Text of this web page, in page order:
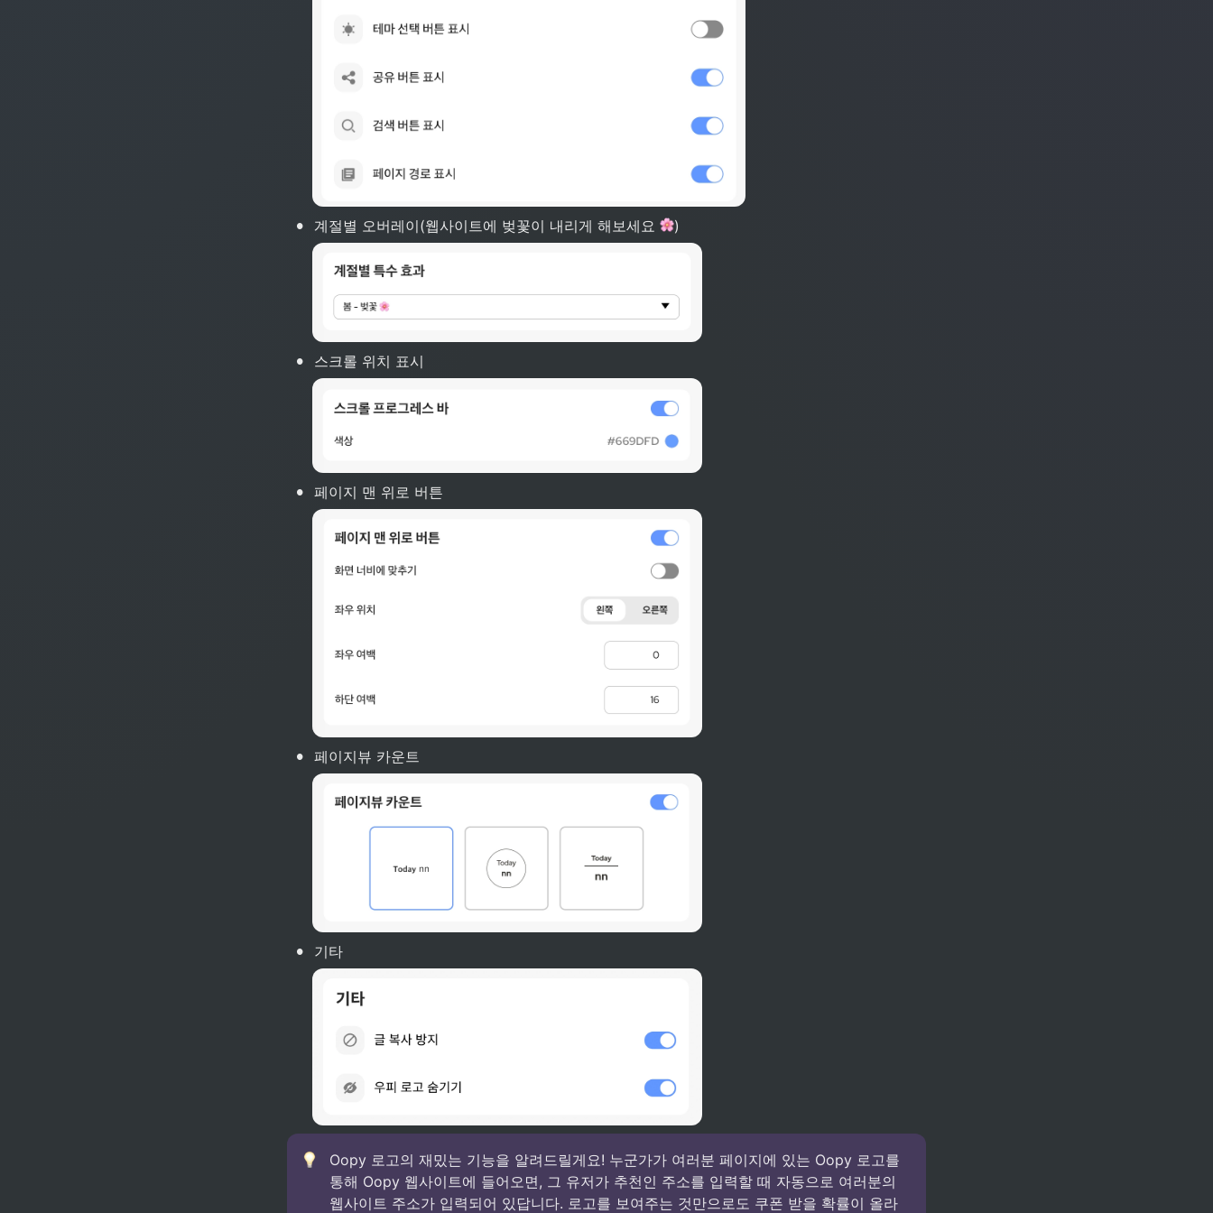
• 계절별 오버레이(웹사이트에 벚꽃이 내리게 해보세요 )
• 스크롤 위치 표시
• 페이지 맨 위로 버튼
• 페이지뷰 카운트
• 기타
Oopy 로고의 재밌는 기능을 알려드릴게요! 누군가가 여러분 페이지에 있는 Oopy 로고를
통해 Oopy 웹사이트에 들어오면, 그 유저가 추천인 주소를 입력할 때 자동으로 여러분의
웹사이트 주소가 입력되어 있답니다. 로고를 보여주는 것만으로도 쿠폰 받을 확률이 올라